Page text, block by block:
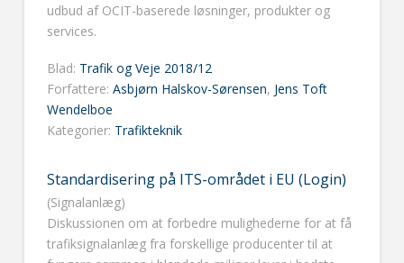
udbud af OCIT-baserede løsninger, produkter og
services.
Blad: Trafik og Veje 2018/12
Forfattere: Asbjørn Halskov-Sørensen, Jens Toft
Wendelboe
Kategorier: Trafikteknik
Standardisering på ITS-området i EU (Login)
(Signalanlæg)
Diskussionen om at forbedre mulighederne for at få
trafiksignalanlæg fra forskellige producenter til at